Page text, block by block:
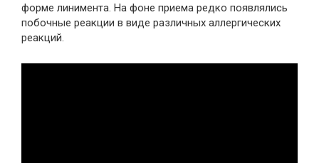
форме линимента. На фоне приема редко появлялись
побочные реакции в виде различных аллергических
реакций.